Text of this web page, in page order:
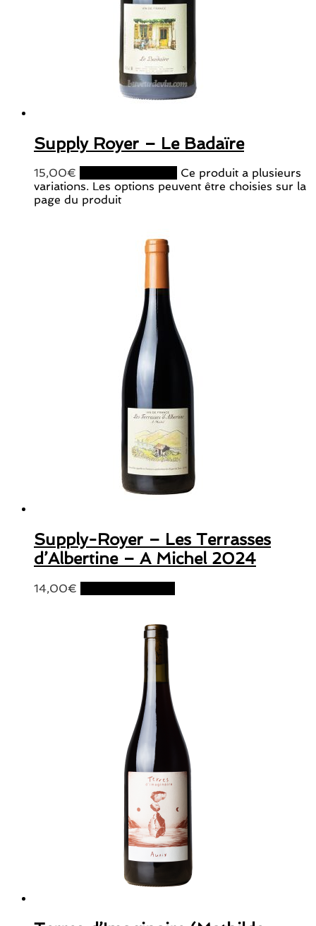
Supply Royer – Le Badaïre
15,00€
Ce produit a plusieurs
variations. Les options peuvent être choisies sur la
page du produit
Supply-Royer – Les Terrasses
d’Albertine – A Michel 2024
14,00€